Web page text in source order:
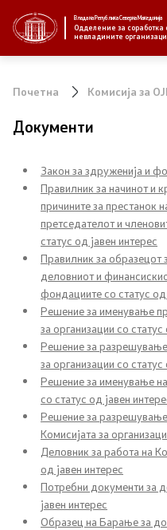
Влада на Република Северна Македонија
Одделение за соработка
невладините
За нас
Стратегија
Стратегии по години
Извештаи
Спроведување на
Документи
Документи
Совет
За советот
Почетна Комисија за
Документи
Закон за здруженија и
Правилник за начинот и
причините за престанок
претседателот и
статус од јавен интерес
Правилник за
деловниот и
фондациите со статус од
Решение за именување
за организации со
Решение за
за организации со
Решение за именување
со статус од јавен
Решение за
Комисијата за
Деловник за работа на
од јавен интерес
Потребни документи за
јавен интерес
Образец на Барање за